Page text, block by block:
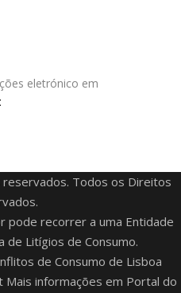
eletrónico em
Todos os Direitos
pode recorrer a uma Entidade
de Litígios de Consumo.
de Consumo de Lisboa
Mais informações em Portal do